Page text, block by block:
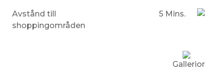
Avstånd till
shoppingområden
5 Mins.
Gallerior